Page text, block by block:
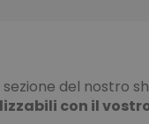
sezione del nostro
con il